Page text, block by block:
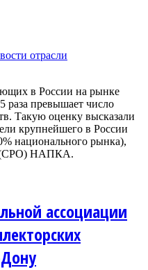
отрасли
в России на рынке
раза превышает число
Такую оценку высказали
крупнейшего в России
национального рынка),
(СРО) НАПКА.
ассоциации